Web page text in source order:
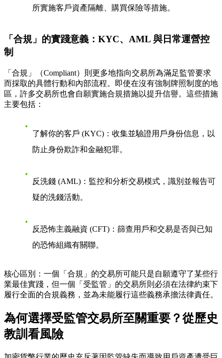
所實施客戶資產隔離、購買保險等措施。
「合規」的實踐意義：KYC、AML 與日常運營控
制
「合規」（Compliant）則更多地指向交易所為滿足監管要求
而採取的具體行動和內部流程。即使在沒有強制牌照制度的地
區，許多交易所也會自願實施合規措施以提升信譽。這些措施
主要包括：
了解你的客戶 (KYC) ：收集並驗證用戶身份信息，以
防止身份欺詐和金融犯罪。
反洗錢 (AML) ：監控和分析交易模式，識別並報告可
疑的洗錢活動。
反恐怖主義融資 (CFT) ：篩查用戶和交易是否與已知
的恐怖組織有關聯。
核心區別
：一個「合規」的交易所可能只是自願遵守了某些行
業最佳實踐，但一個「受監管」的交易所則必須在法律約束下
履行全面的合規義務，並為未能履行這些義務承擔法律責任。
為何選擇受監管交易所至關重要？從歷史
教訓看風險